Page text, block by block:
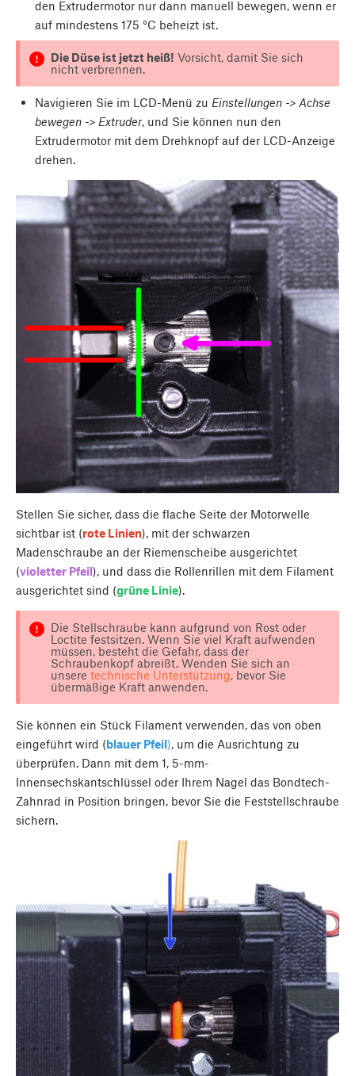
den Extrudermotor nur dann manuell bewegen, wenn er
auf mindestens 175 °C beheizt ist.
Die Düse ist jetzt heiß! Vorsicht, damit Sie sich
nicht verbrennen.
Navigieren Sie im LCD-Menü zu Einstellungen -> Achse
bewegen -> Extruder, und Sie können nun den
Extrudermotor mit dem Drehknopf auf der LCD-Anzeige
drehen.
Stellen Sie sicher, dass die flache Seite der Motorwelle
sichtbar ist (rote Linien), mit der schwarzen
Madenschraube an der Riemenscheibe ausgerichtet
(violetter Pfeil), und dass die Rollenrillen mit dem Filament
ausgerichtet sind (grüne Linie).
Die Stellschraube kann aufgrund von Rost oder
Loctite festsitzen. Wenn Sie viel Kraft aufwenden
müssen, besteht die Gefahr, dass der
Schraubenkopf abreißt. Wenden Sie sich an
unsere technische Unterstützung , bevor Sie
übermäßige Kraft anwenden.
Sie können ein Stück Filament verwenden, das von oben
eingeführt wird (blauer Pfeil) , um die Ausrichtung zu
überprüfen. Dann mit dem 1, 5-mm-
Innensechskantschlüssel oder Ihrem Nagel das Bondtech-
Zahnrad in Position bringen, bevor Sie die Feststellschraube
sichern.